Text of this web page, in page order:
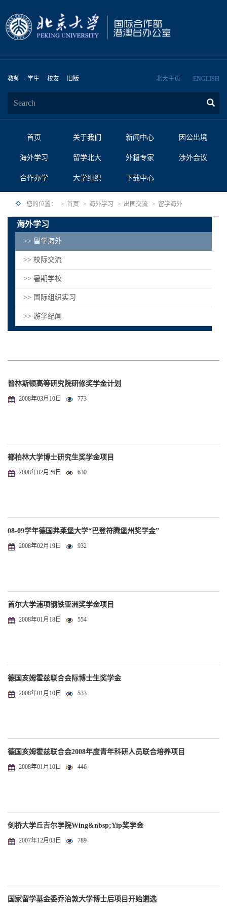
教师 学生 校友 旧版 北大主页 ENGLISH
首页 关于我们 新闻中心 因公出境
海外学习 留学北大 外籍专家 涉外会议
合作办学 大学组织 下载中心
您的位置： 首页 海外学习 出国交流 留学海外
海外学习
>> 留学海外
>> 校际交流
>> 暑期学校
>> 国际组织实习
>> 游学纪闻
普林斯顿高等研究院研修奖学金计划
2008年03月10日 773
都柏林大学博士研究生奖学金项目
2008年02月26日 630
08-09学年德国弗莱堡大学“巴登符腾堡州奖学金”
2008年02月19日 932
首尔大学浦项钢铁亚洲奖学金项目
2008年01月18日 554
德国亥姆霍兹联合会际博士生奖学金
2008年01月10日 533
德国亥姆霍兹联合会2008年度青年科研人员联合培养项目
2008年01月10日 446
剑桥大学丘吉尔学院Wing&nbsp;Yip奖学金
2007年12月03日 789
国家留学基金委乔治敦大学博士后项目开始遴选